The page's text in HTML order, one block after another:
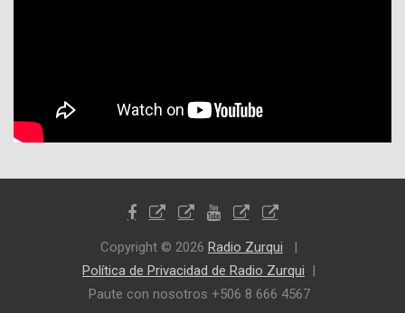
Copyright © 2026 Radio Zurqui
Política de Privacidad de Radio Zurqui
Paute con nosotros +506 8 666 4567